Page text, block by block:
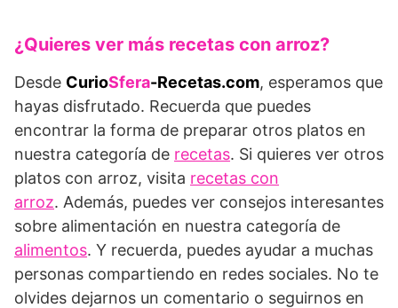
¿Quieres ver más recetas con arroz?
Desde CurioSfera-Recetas.com, esperamos que
hayas disfrutado. Recuerda que puedes
encontrar la forma de preparar otros platos en
nuestra categoría de recetas. Si quieres ver otros
platos con arroz, visita recetas con
arroz. Además, puedes ver consejos interesantes
sobre alimentación en nuestra categoría de
alimentos. Y recuerda, puedes ayudar a muchas
personas compartiendo en redes sociales. No te
olvides dejarnos un comentario o seguirnos en